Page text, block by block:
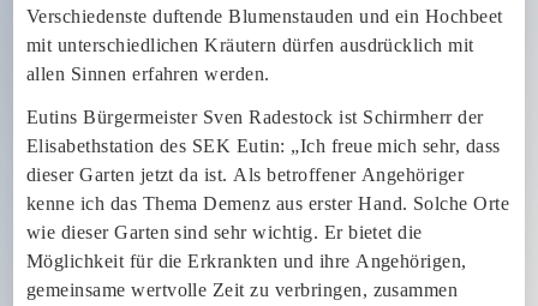
Verschiedenste duftende Blumenstauden und ein Hochbeet
mit unterschiedlichen Kräutern dürfen ausdrücklich mit
allen Sinnen erfahren werden.
Eutins Bürgermeister Sven Radestock ist Schirmherr der
Elisabethstation des SEK Eutin: „Ich freue mich sehr, dass
dieser Garten jetzt da ist. Als betroffener Angehöriger
kenne ich das Thema Demenz aus erster Hand. Solche Orte
wie dieser Garten sind sehr wichtig. Er bietet die
Möglichkeit für die Erkrankten und ihre Angehörigen,
gemeinsame wertvolle Zeit zu verbringen, zusammen